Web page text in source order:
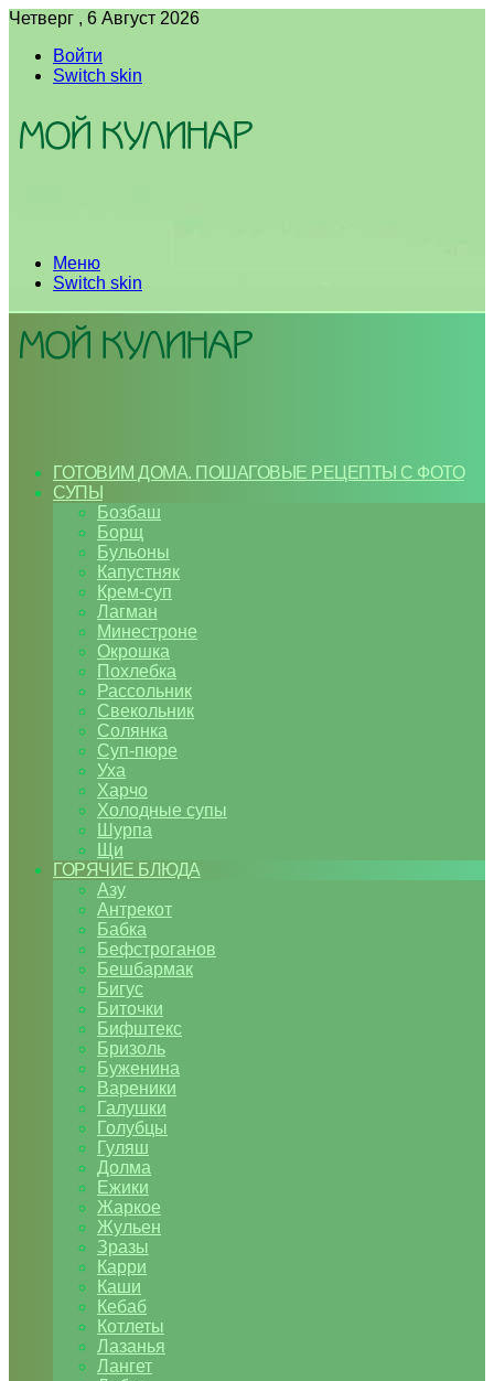
Четверг , 6 Август 2026
Войти
Switch skin
Меню
Switch skin
ГОТОВИМ ДОМА. ПОШАГОВЫЕ РЕЦЕПТЫ С ФОТО
СУПЫ
Бозбаш
Борщ
Бульоны
Капустняк
Крем-суп
Лагман
Минестроне
Окрошка
Похлебка
Рассольник
Свекольник
Солянка
Суп-пюре
Уха
Харчо
Холодные супы
Шурпа
Щи
ГОРЯЧИЕ БЛЮДА
Азу
Антрекот
Бабка
Бефстроганов
Бешбармак
Бигус
Биточки
Бифштекс
Бризоль
Буженина
Вареники
Галушки
Голубцы
Гуляш
Долма
Ежики
Жаркое
Жульен
Зразы
Карри
Каши
Кебаб
Котлеты
Лазанья
Лангет